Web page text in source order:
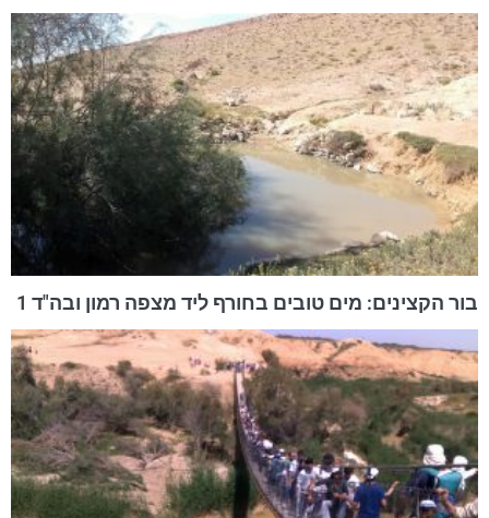
בור הקצינים: מים טובים בחורף ליד מצפה רמון ובה"ד 1